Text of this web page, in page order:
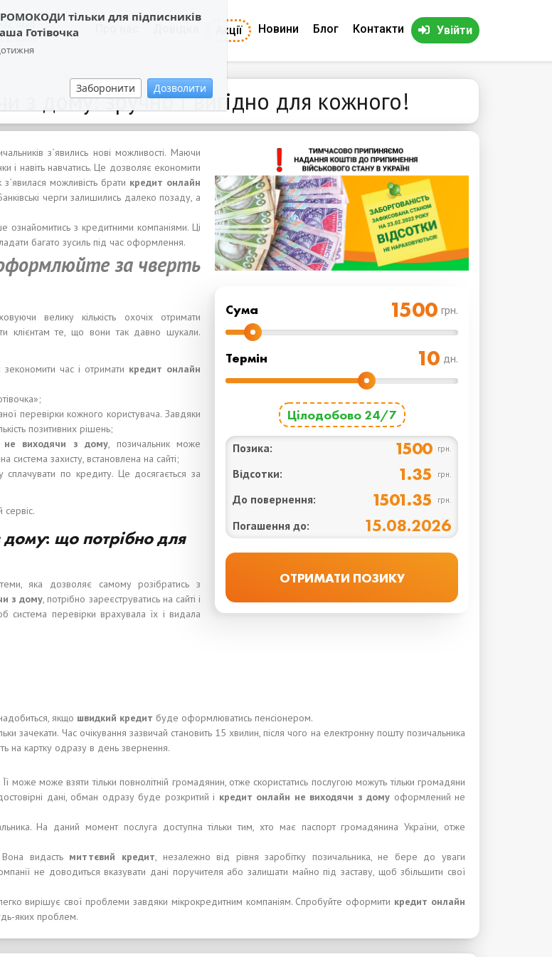
тільки для підписників
Готівочка
Заборонити Дозволити
404
дзвінок
Акції Новини Блог Контакти Увійти
з дому: зручно і вигідно для кожного!
Cума грн.
Термін дн.
Цілодобово 24/7
Позика: 1500 грн.
Відсотки: 1.35 грн.
До повернення: 1501.35 грн.
Погашення до: 15.08.2026
з`явились нові можливості. Маючи
і навіть навчатись. Це дозволяє економити
можливість брати кредит онлайн
черги залишились далеко позаду, а
ознайомитись з кредитними компаніями. Ці
багато зусиль під час оформлення.
за чверть
велику кількість охочіх отримати
клієнтам те, що вони так давно шукали.
час і отримати кредит онлайн
перевірки кожного користувача. Завдяки
позитивних рішень;
не виходячи з дому, позичальник може
система захисту, встановлена на сайті;
сплачувати по кредиту. Це досягається за
у: щопотрібнодля
яка дозволяє самому розібратись з
з дому, потрібно зареєструватись на сайті і
система перевірки врахувала їх і видала
якщо швидкий кредит буде оформлюватись пенсіонером.
зачекати. Час очікування зазвичай становить 15 хвилин, після чого на електронну пошту позичальника
на картку одразу в день звернення.
може може взяти тільки повнолітній громадянин, отже скористатись послугою можуть тільки громадяни
дані, обман одразу буде розкритий і кредит онлайн не виходячи з дому оформлений не
На даний момент послуга доступна тільки тим, хто має паспорт громадянина України, отже
видасть миттєвий кредит, незалежно від рівня заробітку позичальника, не бере до уваги
не доводиться вказувати дані поручителя або залишати майно під заставу, щоб збільшити свої
вирішує свої проблеми завдяки мікрокредитним компаніям. Спробуйте оформити кредит онлайн
яких проблем.